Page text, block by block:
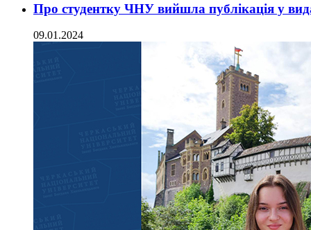
Про студентку ЧНУ вийшла публікація у
09.01.2024